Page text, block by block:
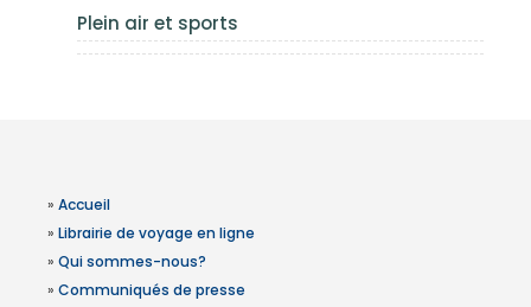
Plein air et sports
» Accueil
» Librairie de voyage en ligne
» Qui sommes-nous?
» Communiqués de presse